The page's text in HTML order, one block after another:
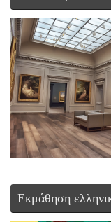
Εκμάθηση